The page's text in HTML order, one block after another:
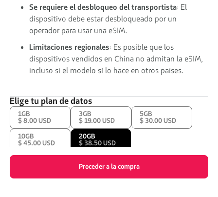
Se requiere el desbloqueo del transportista: El
dispositivo debe estar desbloqueado por un
operador para usar una eSIM.
Limitaciones regionales: Es posible que los
dispositivos vendidos en China no admitan la eSIM,
incluso si el modelo sí lo hace en otros países.
Elige tu plan de datos
1GB
$ 8.00 USD
3GB
$ 19.00 USD
5GB
$ 30.00 USD
10GB
$ 45.00 USD
20GB
$ 38.50 USD
Proceder a la compra